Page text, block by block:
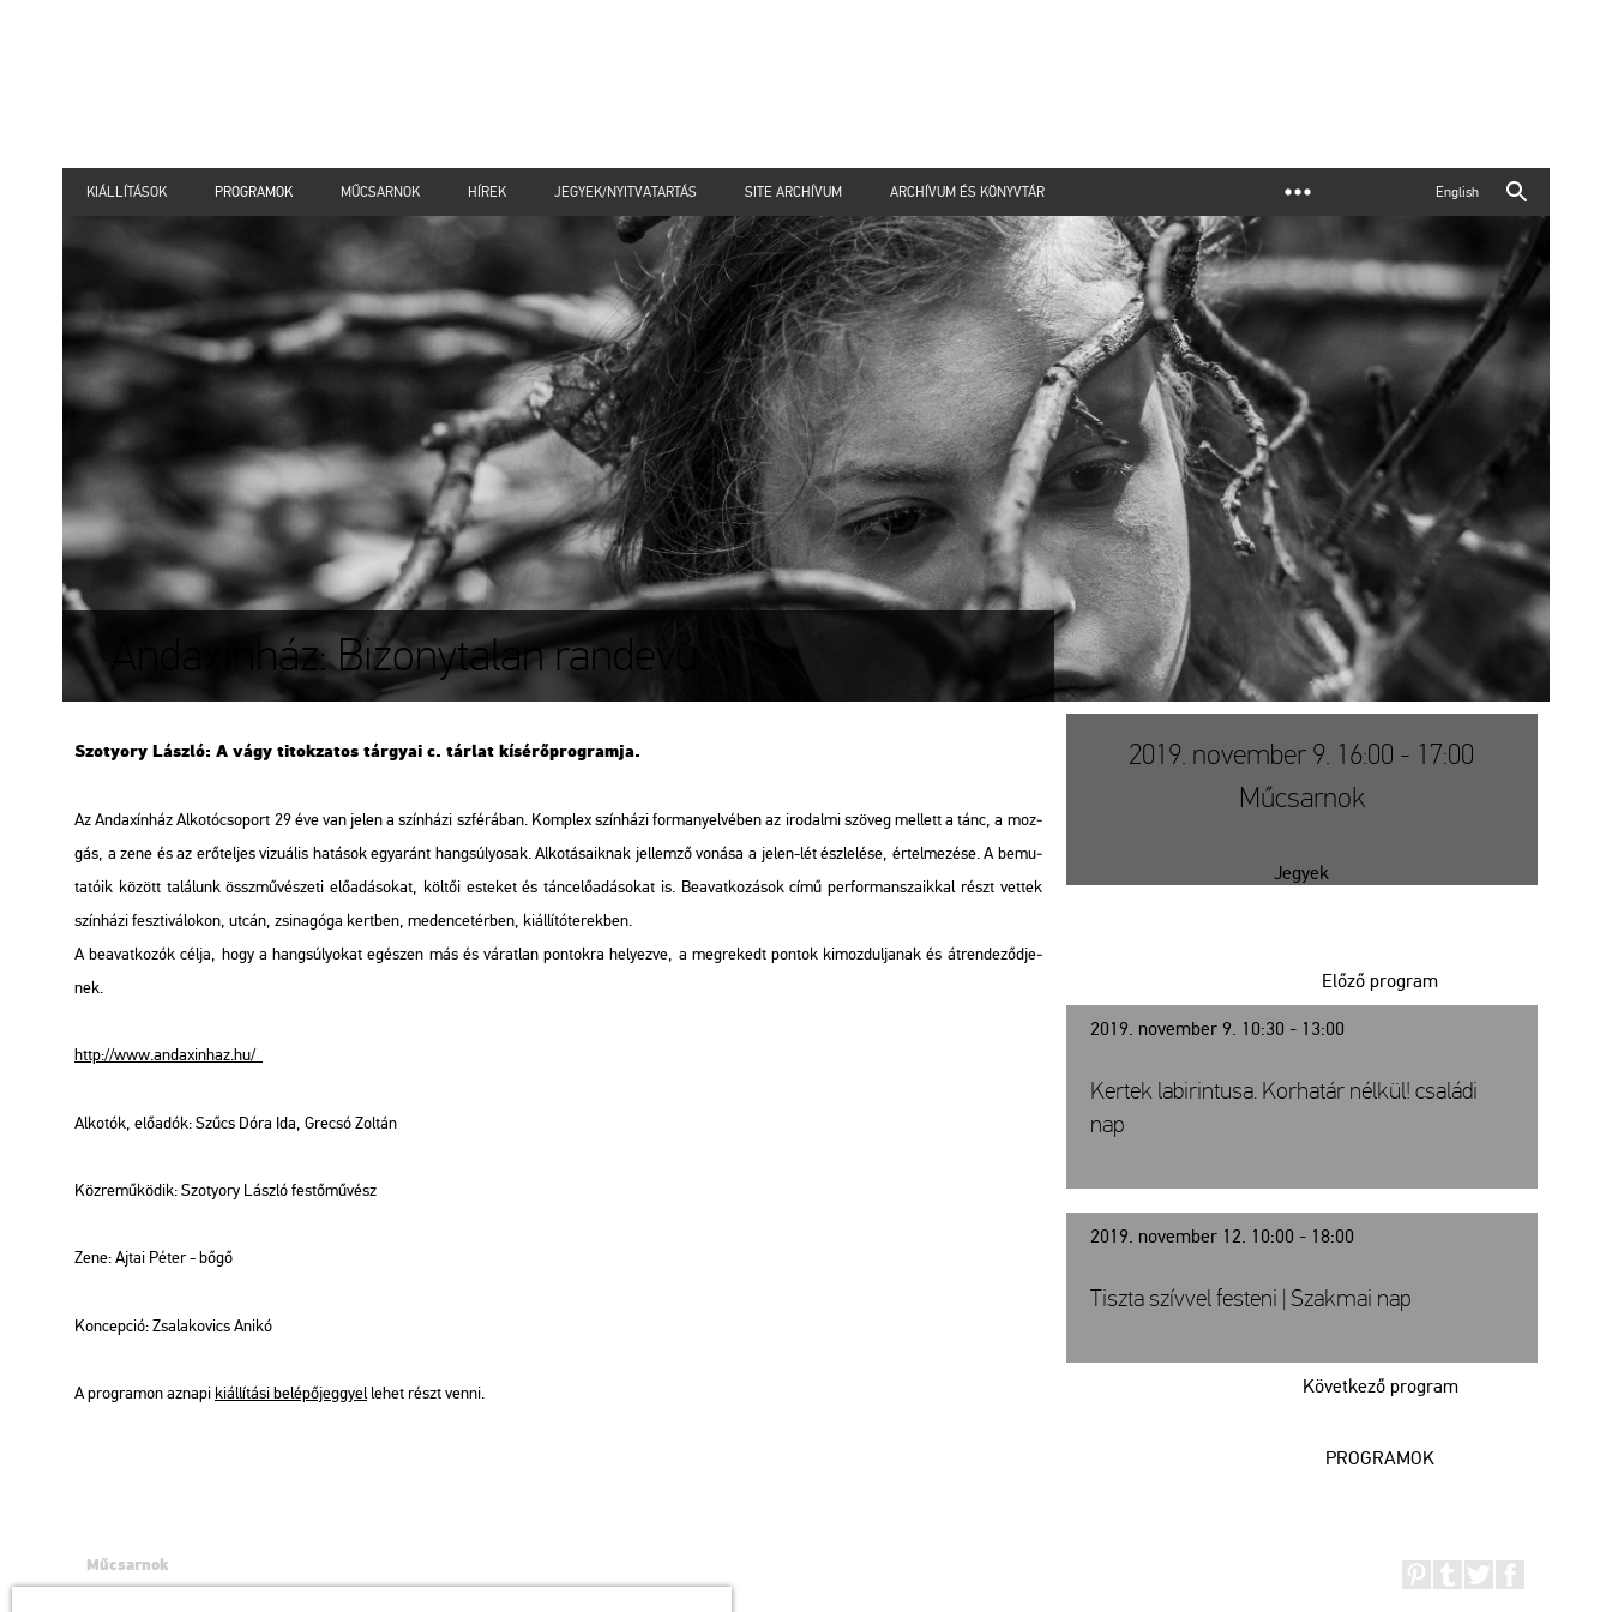
KIÁLLÍTÁSOK PROGRAMOK MŰCSARNOK HÍREK JEGYEK/NYITVATARTÁS SITE ARCHÍVUM ARCHÍVUM ÉS KÖNYVTÁR English
Andaxínház: Bizonytalan randevú
Szo­tyory Lász­ló: A vágy ti­tok­za­tos tár­gyai c. tár­lat kí­sé­rő­prog­ram­ja.
Az An­da­xín­ház Al­ko­tó­cso­port 29 éve van jelen a szín­há­zi szfé­rá­ban. Komp­lex szín­há­zi for­ma­nyel­vé­ben az iro­dal­mi szö­veg mel­lett a tánc, a moz­
gás, a zene és az erő­tel­jes vi­zu­á­lis ha­tá­sok egy­aránt hang­sú­lyo­sak. Al­ko­tá­sa­ik­nak jel­lem­ző vo­ná­sa a jelen-lét ész­le­lé­se, ér­tel­me­zé­se. A be­mu­
ta­tó­ik kö­zött ta­lá­lunk össz­mű­vé­sze­ti elő­adá­so­kat, köl­tői es­te­ket és tánc­elő­adá­so­kat is. Be­avat­ko­zá­sok című per­for­man­sza­ik­kal részt vet­tek
szín­há­zi fesz­ti­vá­lo­kon, utcán, zsi­na­gó­ga kert­ben, me­den­ce­tér­ben, ki­ál­lí­tó­te­rek­ben.
A be­avat­ko­zók célja, hogy a hang­sú­lyo­kat egé­szen más és vá­rat­lan pon­tok­ra he­lyez­ve, a meg­re­kedt pon­tok ki­moz­dul­ja­nak és át­ren­de­ződ­je­
nek.
http://​www.​an­da­xin­haz.​hu/
Al­ko­tók, elő­adók: Szűcs Dóra Ida, Gre­csó Zol­tán
Köz­re­mű­kö­dik: Szo­tyory Lász­ló fes­tő­mű­vész
Zene: Ajtai Péter - bőgő
Kon­cep­ció: Zsa­lak­o­vics Anikó
A prog­ra­mon az­na­pi ki­ál­lí­tá­si be­lé­pő­jeggyellehet részt venni.
2019. november 9. 16:00 - 17:00
Műcsarnok
Jegyek
2019. november 9. 10:30 - 13:00
Előző program
Kertek labirintusa. Korhatár nélkül! családi
nap
2019. november 12. 10:00 - 18:00
Következő program
Tiszta szívvel festeni | Szakmai nap
PROGRAMOK
Műcsarnok